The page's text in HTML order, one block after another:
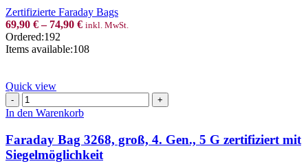
options
may
product
page
Zertifizierte Faraday Bags
69,90 €– 74,90 € inkl. MwSt.
Ordered:192
Items available:108
Quick view
Faraday
Bag
groß,
4.
Gen.,
In den Warenkorb
Faraday Bag 3268, groß, 4. Gen., 5 G zertifiziert mit
Siegelmöglichkeit